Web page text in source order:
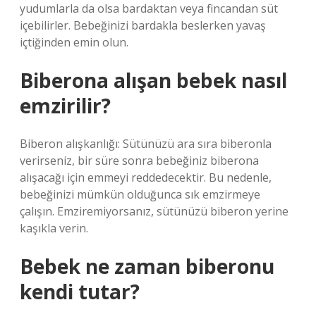
yudumlarla da olsa bardaktan veya fincandan süt
içebilirler. Bebeğinizi bardakla beslerken yavaş
içtiğinden emin olun.
Biberona alışan bebek nasıl
emzirilir?
Biberon alışkanlığı: Sütünüzü ara sıra biberonla
verirseniz, bir süre sonra bebeğiniz biberona
alışacağı için emmeyi reddedecektir. Bu nedenle,
bebeğinizi mümkün olduğunca sık emzirmeye
çalışın. Emziremiyorsanız, sütünüzü biberon yerine
kaşıkla verin.
Bebek ne zaman biberonu
kendi tutar?